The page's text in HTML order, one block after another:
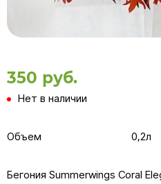
350 руб.
Нет в наличии
Объем 0,2л
Бегония Summerwings Coral